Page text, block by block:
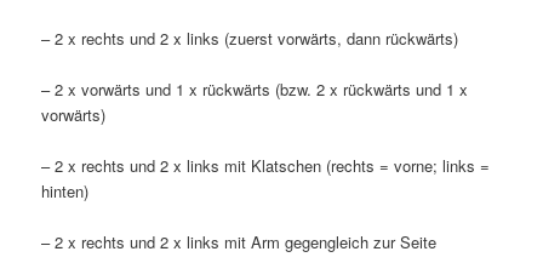
– 2 x rechts und 2 x links (zuerst vorwärts, dann rückwärts)
– 2 x vorwärts und 1 x rückwärts (bzw. 2 x rückwärts und 1 x
vorwärts)
– 2 x rechts und 2 x links mit Klatschen (rechts = vorne; links =
hinten)
– 2 x rechts und 2 x links mit Arm gegengleich zur Seite